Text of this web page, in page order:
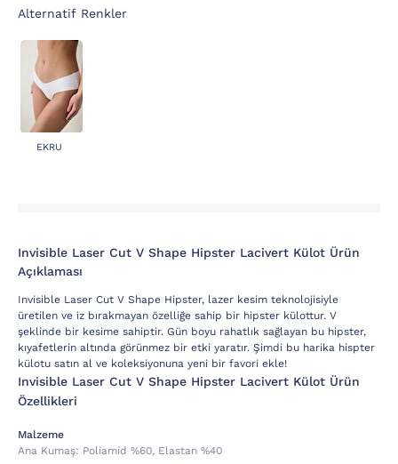
Alternatif Renkler
EKRU
Invisible Laser Cut V Shape Hipster Lacivert Külot Ürün
Açıklaması
Invisible Laser Cut V Shape Hipster, lazer kesim teknolojisiyle
üretilen ve iz bırakmayan özelliğe sahip bir hipster külottur. V
şeklinde bir kesime sahiptir. Gün boyu rahatlık sağlayan bu hipster,
kıyafetlerin altında görünmez bir etki yaratır. Şimdi bu harika hispter
külotu satın al ve koleksiyonuna yeni bir favori ekle!
Invisible Laser Cut V Shape Hipster Lacivert Külot Ürün
Özellikleri
Malzeme
Ana Kumaş: Poli̇ami̇d %60, Elastan %40